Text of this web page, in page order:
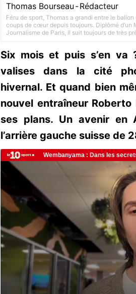
Thomas Bourseau -Rédacteur
Féru de sport, Thomas a grandi entre le
coups de cœur depuis toujours. Diplômé d’un
Journalisme de Paris, il suit toujours de très
Six mois et puis s’en va
valises dans la cité
hivernal. Et quand bien
nouvel entraîneur
ses plans. Un avenir en
l’arrière gauche suisse de